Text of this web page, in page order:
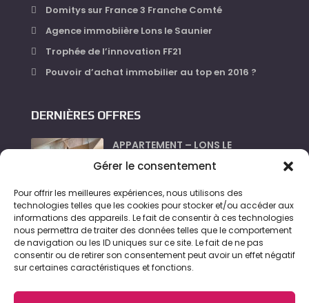
Gérer le consentement
Pour offrir les meilleures expériences, nous utilisons des
technologies telles que les cookies pour stocker et/ou accéder aux
informations des appareils. Le fait de consentir à ces technologies
nous permettra de traiter des données telles que le comportement
de navigation ou les ID uniques sur ce site. Le fait de ne pas
consentir ou de retirer son consentement peut avoir un effet négatif
sur certaines caractéristiques et fonctions.
Domitys sur France 3 Franche Comté
Agence immobiière Lons le Saunier
Trophée de l’innovation FF21
Pouvoir d’achat immobilier au top en 2016 ?
DERNIÈRES OFFRES
APPARTEMENT – LONS LE
SAUNIER...
LOCAL_PROFESSIONNEL –
LONS LE...
360 €
APPARTEMENT – LONS LE
SAUNIER...
500 €